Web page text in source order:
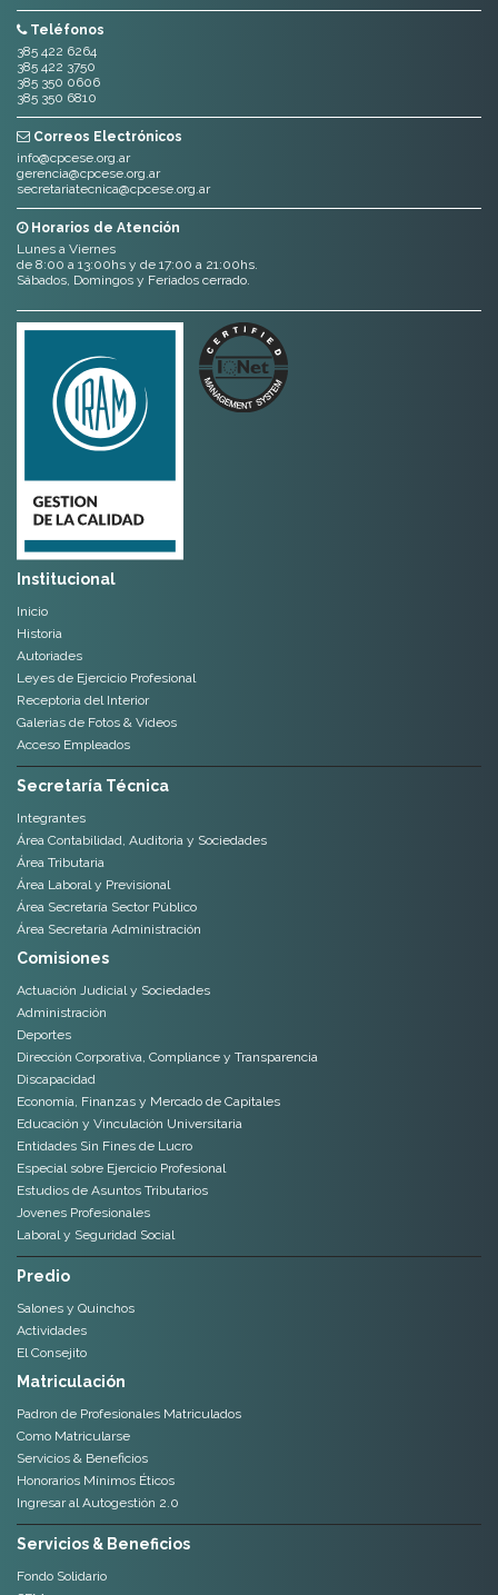
Teléfonos
385 422 6264
385 422 3750
385 350 0606
385 350 6810
Correos Electrónicos
info@cpcese.org.ar
gerencia@cpcese.org.ar
secretariatecnica@cpcese.org.ar
Horarios de Atención
Lunes a Viernes
de 8:00 a 13:00hs y de 17:00 a 21:00hs.
Sábados, Domingos y Feriados cerrado.
Institucional
Inicio
Historia
Autoriades
Leyes de Ejercicio Profesional
Receptoria del Interior
Galerias de Fotos & Videos
Acceso Empleados
Secretaría Técnica
Integrantes
Área Contabilidad, Auditoria y Sociedades
Área Tributaria
Área Laboral y Previsional
Área Secretaría Sector Público
Área Secretaría Administración
Comisiones
Actuación Judicial y Sociedades
Administración
Deportes
Dirección Corporativa, Compliance y Transparencia
Discapacidad
Economía, Finanzas y Mercado de Capitales
Educación y Vinculación Universitaria
Entidades Sin Fines de Lucro
Especial sobre Ejercicio Profesional
Estudios de Asuntos Tributarios
Jovenes Profesionales
Laboral y Seguridad Social
Predio
Salones y Quinchos
Actividades
El Consejito
Matriculación
Padron de Profesionales Matriculados
Como Matricularse
Servicios & Beneficios
Honorarios Mínimos Éticos
Ingresar al Autogestión 2.0
Servicios & Beneficios
Fondo Solidario